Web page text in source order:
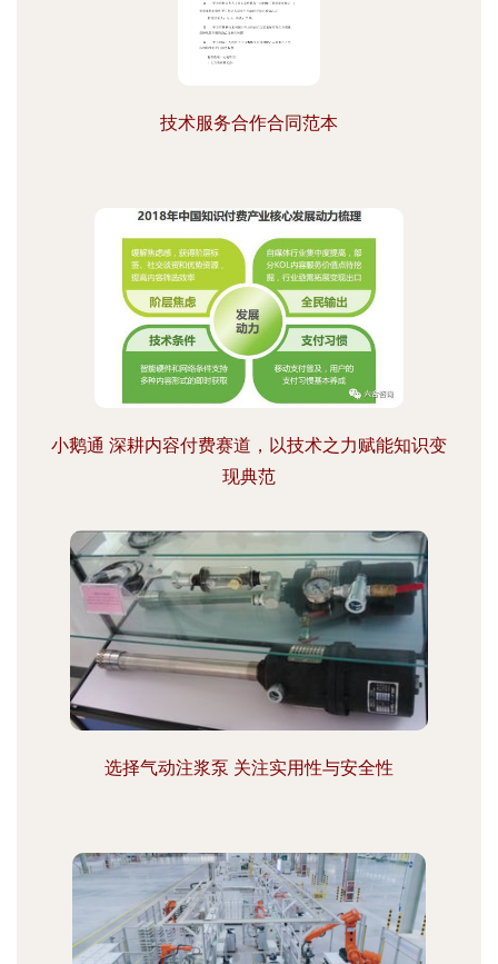
技术服务合作合同范本
小鹅通 深耕内容付费赛道，以技术之力赋能知识变
现典范
选择气动注浆泵 关注实用性与安全性